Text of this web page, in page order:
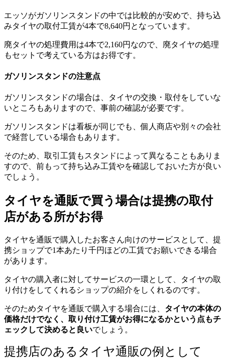
エッソがガソリンスタンドの中では比較的が安めで、持ち込
みタイヤの取付工賃が4本で8,640円となっています。
廃タイヤの処理費用は4本で2,160円なので、廃タイヤの処理
もセットで考えている方はお得です。
ガソリンスタンドの注意点
ガソリンスタンドの場合は、タイヤの交換・取付をしていな
いところもありますので、事前の確認が必要です。
ガソリンスタンドは看板が同じでも、個人商店や別々の会社
で経営している場合もあります。
そのため、取引工賃もスタンドによって異なることもありま
すので、前もって持ち込み工賃やを確認しておいた方が良い
でしょう。
タイヤを通販で買う場合は提携の取付
店がある所がお得
タイヤを通販で購入したお客さん向けのサービスとして、提
携ショップで1本あたり千円ほどの工賃でお願いできる場合
があります。
タイヤの購入者に対してサービスの一環として、タイヤの取
り付けをしてくれるショップの紹介をしくれるのです。
そのためタイヤを通販で購入する場合には、 タイヤの本体の
価格だけでなく、取り付け工賃がお得になるかという点もチ
ェックして決めると良いでしょう。
提携店のあるタイヤ通販の例として